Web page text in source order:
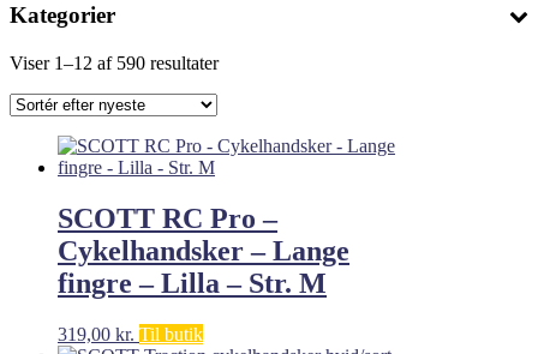
Kategorier
Viser 1–12 af 590 resultaterSorteret
SCOTT RC Pro –
Cykelhandsker – Lange
fingre – Lilla – Str. M
319,00 kr. Til butik